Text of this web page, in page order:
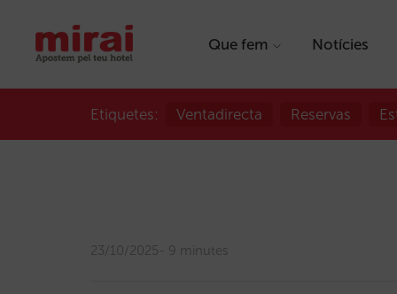
Que fem Notícies
Etiquetes: Ventadirecta Reservas
23/10/2025 9 minutes